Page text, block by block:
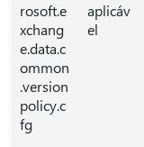
rosoft.e
xchang
e.data.c
ommon
.version
policy.c
fg
aplicáv
el